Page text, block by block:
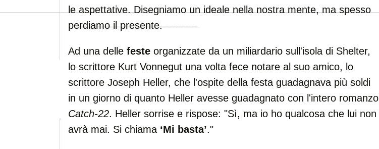
le aspettative. Disegniamo un ideale nella nostra mente, ma spesso
perdiamo il presente.
Ad una delle feste organizzate da un miliardario sull'isola di Shelter,
lo scrittore Kurt Vonnegut una volta fece notare al suo amico, lo
scrittore Joseph Heller, che l'ospite della festa guadagnava più soldi
in un giorno di quanto Heller avesse guadagnato con l'intero romanzo
Catch-22. Heller sorrise e rispose: "Sì, ma io ho qualcosa che lui non
avrà mai. Si chiama ‘Mi basta’."